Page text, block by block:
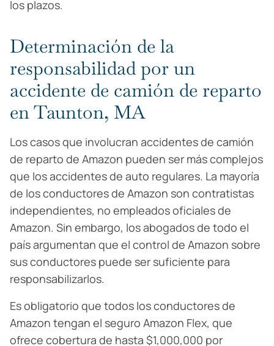
los plazos.
Determinación de la
responsabilidad por un
accidente de camión de reparto
en Taunton, MA
Los casos que involucran accidentes de camión
de reparto de Amazon pueden ser más complejos
que los accidentes de auto regulares. La mayoría
de los conductores de Amazon son contratistas
independientes, no empleados oficiales de
Amazon. Sin embargo, los abogados de todo el
país argumentan que el control de Amazon sobre
sus conductores puede ser suficiente para
responsabilizarlos.
Es obligatorio que todos los conductores de
Amazon tengan el seguro Amazon Flex, que
ofrece cobertura de hasta $1,000,000 por